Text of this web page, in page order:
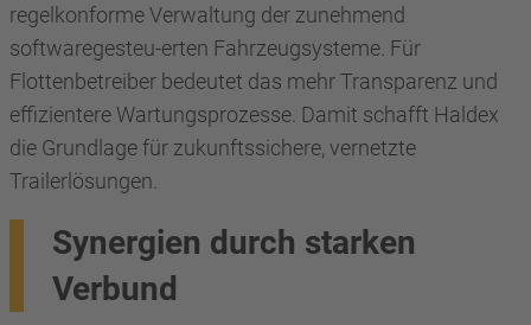
regelkonforme Verwaltung der zunehmend
softwaregesteu-erten Fahrzeugsysteme. Für
Flottenbetreiber bedeutet das mehr Transparenz und
effizientere Wartungsprozesse. Damit schafft Haldex
die Grundlage für zukunftssichere, vernetzte
Trailerlösungen.
Synergien durch starken
Verbund